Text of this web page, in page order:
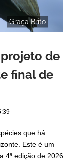
Graça Brito
de
final de
que há
Este é um
4ª edição de 2026